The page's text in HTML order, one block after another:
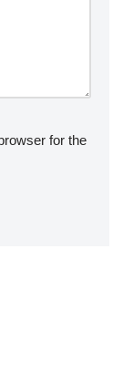
for the